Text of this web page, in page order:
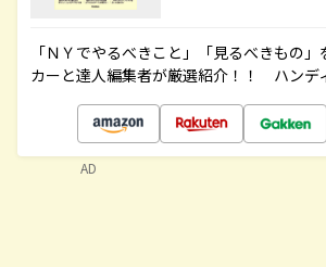
「ＮＹでやるべきこと」「見るべきもの
カーと達人編集者が厳選紹介！！ ハンデ
AD